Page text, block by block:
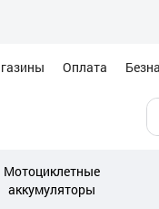
Оплата
Мотоциклетные
аккумуляторы